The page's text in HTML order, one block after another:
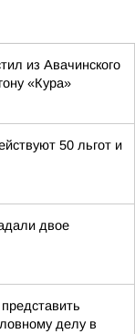
из Авачинского
«Кура»
50 льгот и
двое
делу в